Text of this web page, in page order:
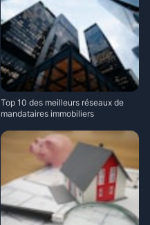
Top 10 des meilleurs réseaux de
mandataires immobiliers